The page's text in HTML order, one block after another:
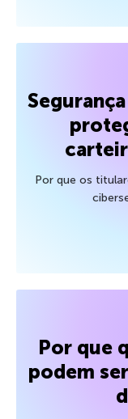
Por que os
Por que
podem